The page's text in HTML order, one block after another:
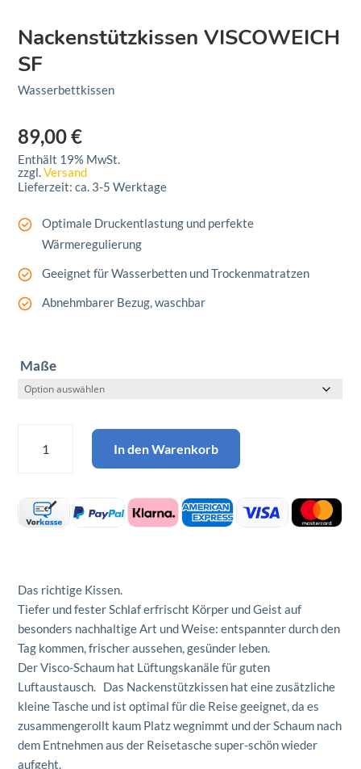
Nackenstützkissen VISCOWEICH
SF
Wasserbettkissen
89,00€
Enthält 19% MwSt.
zzgl.Versand
Lieferzeit: ca. 3-5 Werktage
Optimale Druckentlastung und perfekte
Wärmeregulierung
Geeignet für Wasserbetten und Trockenmatratzen
Abnehmbarer Bezug, waschbar
Maße
Nackenstützkissen
VISCOWEICH
In den Warenkorb
Das richtige Kissen.
Tiefer und fester Schlaf erfrischt Körper und Geist auf
besonders nachhaltige Art und Weise: entspannter durch den
Tag kommen, frischer aussehen, gesünder leben.
Der Visco-Schaum hat Lüftungskanäle für guten
Luftaustausch. Das Nackenstützkissen hat eine zusätzliche
kleine Tasche und ist optimal für die Reise geeignet, da es
zusammengerollt kaum Platz wegnimmt und der Schaum nach
dem Entnehmen aus der Reisetasche super-schön wieder
aufgeht.